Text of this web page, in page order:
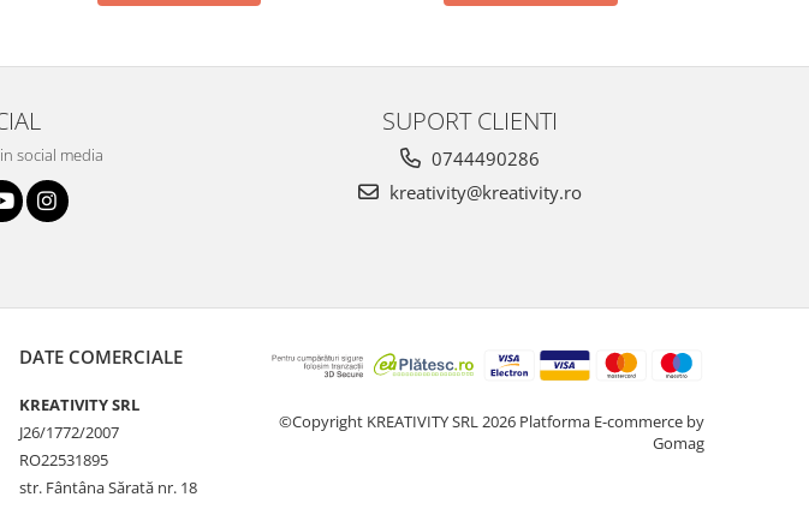
social media
SUPORT CLIENTI
0744490286
kreativity@kreativity.ro
DATE COMERCIALE
KREATIVITY SRL
J26/1772/2007
RO22531895
str. Fântâna Sărată nr. 18
©Copyright KREATIVITY SRL 2026 Platforma E-commerce by
Gomag